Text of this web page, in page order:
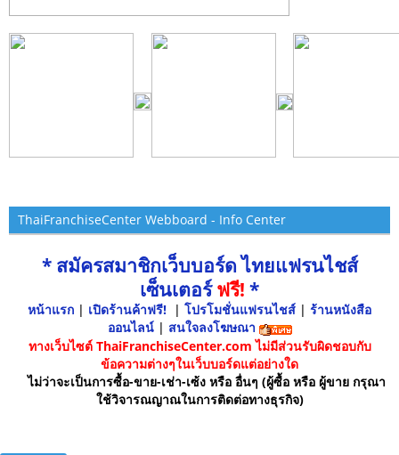
ThaiFranchiseCenter Webboard - Info Center
* สมัครสมาชิกเว็บบอร์ด ไทยแฟรนไชส์
เซ็นเตอร์ฟรี! *
หน้าแรก | เปิดร้านค้าฟรี! | โปรโมชั่นแฟรนไชส์ | ร้านหนังสือ
ออนไลน์ | สนใจลงโฆษณา
ทางเว็บไซต์ ThaiFranchiseCenter.com ไม่มีส่วนรับผิดชอบกับ
ข้อความต่างๆในเว็บบอร์ดแต่อย่างใด
ไม่ว่าจะเป็นการซื้อ-ขาย-เช่า-เซ้ง หรือ อื่นๆ (ผู้ซื้อ หรือ ผู้ขาย กรุณา
ใช้วิจารณญาณในการติดต่อทางธุรกิจ)